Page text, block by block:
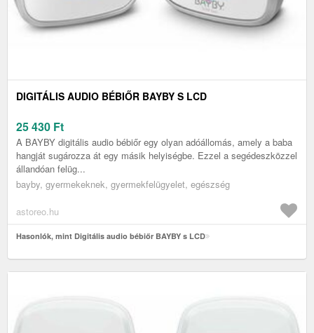
DIGITÁLIS AUDIO BÉBIŐR BAYBY S LCD
25 430 Ft
A BAYBY digitális audio bébiőr egy olyan adóállomás, amely a baba
hangját sugározza át egy másik helyiségbe. Ezzel a segédeszközzel
állandóan felüg...
bayby, gyermekeknek, gyermekfelügyelet, egészség
astoreo.hu
Hasonlók, mint Digitális audio bébiőr BAYBY s LCD